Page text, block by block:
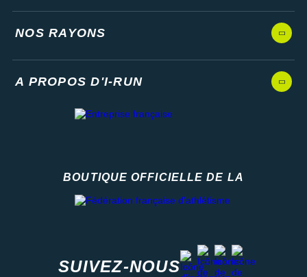
NOS RAYONS
A PROPOS D'I-RUN
BOUTIQUE OFFICIELLE DE LA
SUIVEZ-NOUS
instagram
facebook
stravayoutube